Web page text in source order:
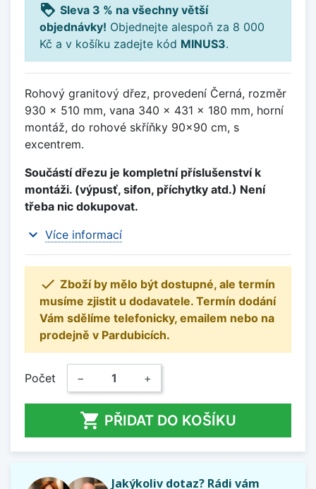
loyalty Sleva 3 % na všechny větší
objednávky! Objednejte alespoň za 8 000
Kč a v košíku zadejte kód MINUS3.
Rohový granitový dřez, provedení Černá, rozměr
930 x 510 mm, vana 340 x 431 x 180 mm, horní
montáž, do rohové skříňky 90x90 cm, s
excentrem.
Součástí dřezu je kompletní příslušenství k
montáži. (výpusť, sifon, příchytky atd.) Není
třeba nic dokupovat.
expand_more Více informací
 Zboží by mělo být dostupné, ale termín
musíme zjistit u dodavatele. Termín dodání
Vám sdělíme telefonicky, emailem nebo na
prodejně v Pardubicích.
Počet − +
 PŘIDAT DO KOŠÍKU
Jakýkoliv dotaz? Rádi vám